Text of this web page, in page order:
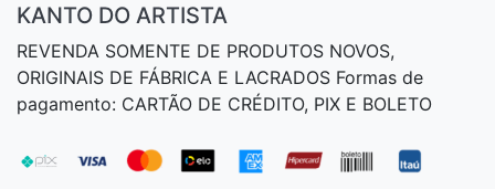
KANTO DO ARTISTA
REVENDA SOMENTE DE PRODUTOS NOVOS,
ORIGINAIS DE FÁBRICA E LACRADOS Formas de
pagamento: CARTÃO DE CRÉDITO, PIX E BOLETO